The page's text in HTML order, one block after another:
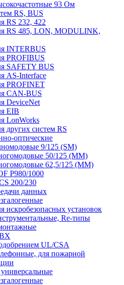
93 Ом
RS, BUS
RS 232, 422
RS 485, LON, MODULINK,
INTERBUS
PROFIBUS
SAFETY BUS
AS-Interface
PROFINET
CAN-BUS
DeviceNet
EIB
LonWorks
других систем RS
оптические
9/125 (SM)
50/125 (ММ)
62,5/125 (ММ)
P980/1000
200/230
данных
искробезопасных установок
Re-типы
UL/CSA
для пожарной